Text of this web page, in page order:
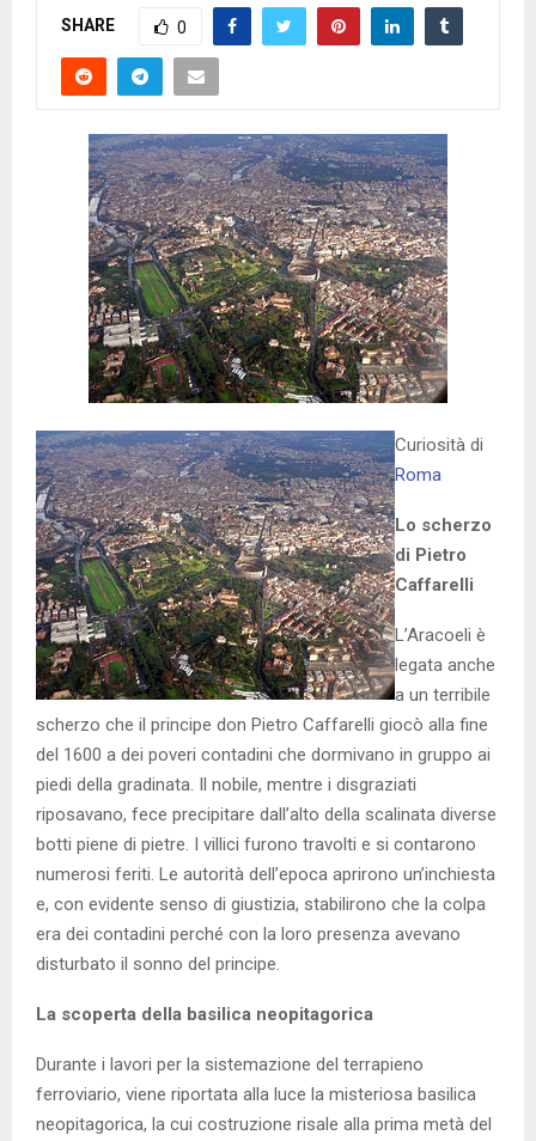
SHARE 0
Curiosità di
Roma
Lo scherzo
di Pietro
Caffarelli
L’Aracoeli è
legata anche
a un terribile
scherzo che il principe don Pietro Caffarelli giocò alla fine
del 1600 a dei poveri contadini che dormivano in gruppo ai
piedi della gradinata. Il nobile, mentre i disgraziati
riposavano, fece precipitare dall’alto della scalinata diverse
botti piene di pietre. I villici furono travolti e si contarono
numerosi feriti. Le autorità dell’epoca aprirono un’inchiesta
e, con evidente senso di giustizia, stabilirono che la colpa
era dei contadini perché con la loro presenza avevano
disturbato il sonno del principe.
La scoperta della basilica neopitagorica
Durante i lavori per la sistemazione del terrapieno
ferroviario, viene riportata alla luce la misteriosa basilica
neopitagorica, la cui costruzione risale alla prima metà del